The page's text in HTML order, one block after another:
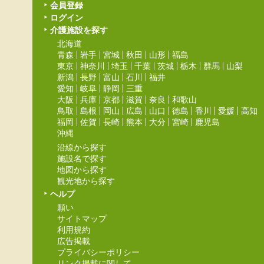
会員登録
ログイン
介護施設を探す
北海道
青森
岩手 宮城 秋田 山形
福島
東京
神奈川 埼玉 千葉 茨城 栃木 群馬
山梨
新潟
長野 富山 石川
福井
愛知
岐阜 静岡
三重
大阪
兵庫 京都 滋賀 奈良
和歌山
鳥取
島根 岡山 広島 山口 徳島 香川 愛媛
高知
福岡
佐賀 長崎 熊本 大分 宮崎
鹿児島
沖縄
沿線から探す
施設名で探す
地図から探す
観光地から探す
ヘルプ
願い
サイトマップ
利用規約
広告掲載
プライバシーポリシー